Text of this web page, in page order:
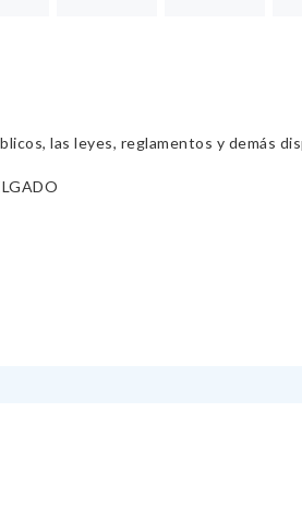
las leyes, reglamentos y demás